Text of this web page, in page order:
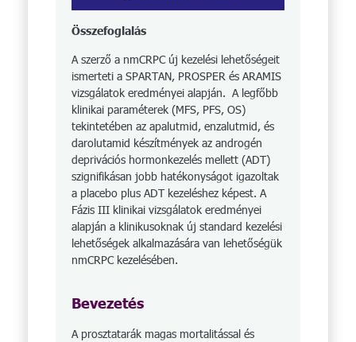
Összefoglalás
A szerző a nmCRPC új kezelési lehetőségeit
ismerteti a SPARTAN, PROSPER és ARAMIS
vizsgálatok eredményei alapján. A legfőbb
klinikai paraméterek (MFS, PFS, OS)
tekintetében az apalutmid, enzalutmid, és
darolutamid készítmények az androgén
deprivációs hormonkezelés mellett (ADT)
szignifikásan jobb hatékonyságot igazoltak
a placebo plus ADT kezeléshez képest. A
Fázis III klinikai vizsgálatok eredményei
alapján a klinikusoknak új standard kezelési
lehetőségek alkalmazására van lehetőségük
nmCRPC kezelésében.
Bevezetés
A prosztatarák magas mortalitással és